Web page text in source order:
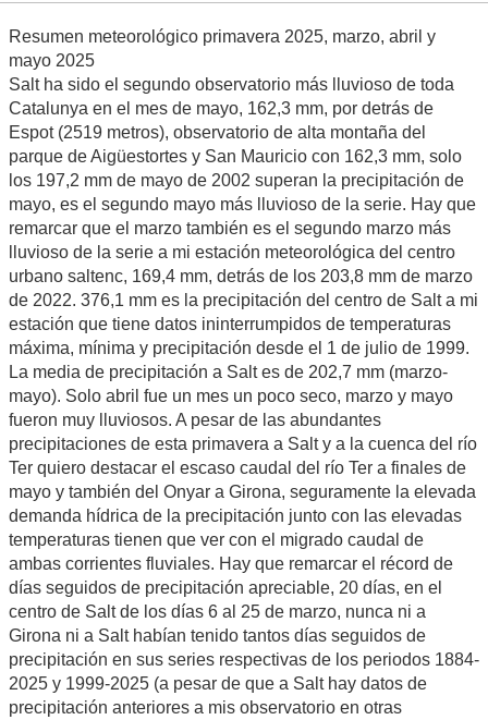
Resumen meteorológico primavera 2025, marzo, abril y
mayo 2025
Salt ha sido el segundo observatorio más lluvioso de toda
Catalunya en el mes de mayo, 162,3 mm, por detrás de
Espot (2519 metros), observatorio de alta montaña del
parque de Aigüestortes y San Mauricio con 162,3 mm, solo
los 197,2 mm de mayo de 2002 superan la precipitación de
mayo, es el segundo mayo más lluvioso de la serie. Hay que
remarcar que el marzo también es el segundo marzo más
lluvioso de la serie a mi estación meteorológica del centro
urbano saltenc, 169,4 mm, detrás de los 203,8 mm de marzo
de 2022. 376,1 mm es la precipitación del centro de Salt a mi
estación que tiene datos ininterrumpidos de temperaturas
máxima, mínima y precipitación desde el 1 de julio de 1999.
La media de precipitación a Salt es de 202,7 mm (marzo-
mayo). Solo abril fue un mes un poco seco, marzo y mayo
fueron muy lluviosos. A pesar de las abundantes
precipitaciones de esta primavera a Salt y a la cuenca del río
Ter quiero destacar el escaso caudal del río Ter a finales de
mayo y también del Onyar a Girona, seguramente la elevada
demanda hídrica de la precipitación junto con las elevadas
temperaturas tienen que ver con el migrado caudal de
ambas corrientes fluviales. Hay que remarcar el récord de
días seguidos de precipitación apreciable, 20 días, en el
centro de Salt de los días 6 al 25 de marzo, nunca ni a
Girona ni a Salt habían tenido tantos días seguidos de
precipitación en sus series respectivas de los periodos 1884-
2025 y 1999-2025 (a pesar de que a Salt hay datos de
precipitación anteriores a mis observatorio en otras